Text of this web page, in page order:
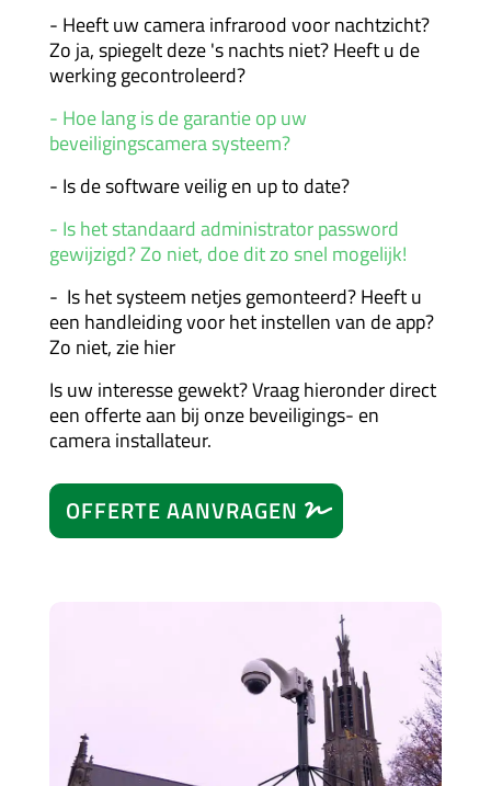
- Heeft uw camera infrarood voor nachtzicht?
Zo ja, spiegelt deze 's nachts niet? Heeft u de
werking gecontroleerd?
- Hoe lang is de garantie op uw
beveiligingscamera systeem?
- Is de software veilig en up to date?
- Is het standaard administrator password
gewijzigd? Zo niet, doe dit zo snel mogelijk!
- Is het systeem netjes gemonteerd? Heeft u
een handleiding voor het instellen van de app?
Zo niet, zie hier
Is uw interesse gewekt? Vraag hieronder direct
een offerte aan bij onze beveiligings- en
camera installateur.
OFFERTE AANVRAGEN